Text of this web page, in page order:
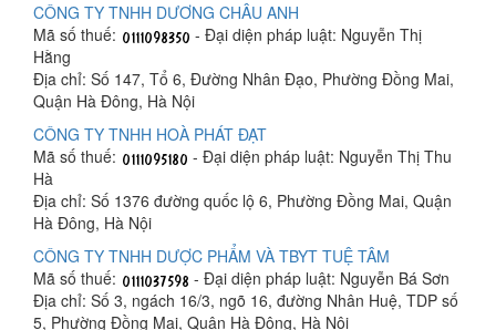
CÔNG TY TNHH DƯƠNG CHÂU ANH
Mã số thuế:
- Đại diện pháp luật: Nguyễn Thị
Hằng
Địa chỉ: Số 147, Tổ 6, Đường Nhân Đạo, Phường Đồng Mai,
Quận Hà Đông, Hà Nội
CÔNG TY TNHH HOÀ PHÁT ĐẠT
Mã số thuế:
- Đại diện pháp luật: Nguyễn Thị Thu
Hà
Địa chỉ: Số 1376 đường quốc lộ 6, Phường Đồng Mai, Quận
Hà Đông, Hà Nội
CÔNG TY TNHH DƯỢC PHẨM VÀ TBYT TUỆ TÂM
Mã số thuế:
- Đại diện pháp luật: Nguyễn Bá Sơn
Địa chỉ: Số 3, ngách 16/3, ngõ 16, đường Nhân Huệ, TDP số
5, Phường Đồng Mai, Quận Hà Đông, Hà Nội